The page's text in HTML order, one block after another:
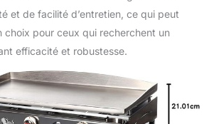
et de facilité d’entretien, ce qui peut
choix pour ceux qui recherchent un
efficacité et robustesse.